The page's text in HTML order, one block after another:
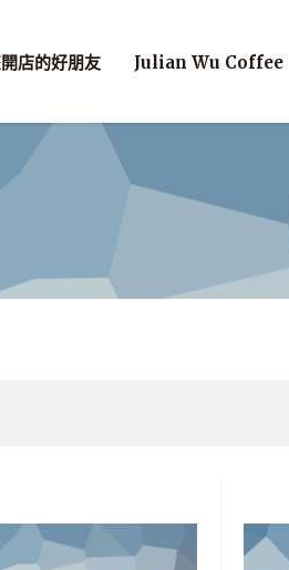
店的好朋友 Julian Wu Coffee